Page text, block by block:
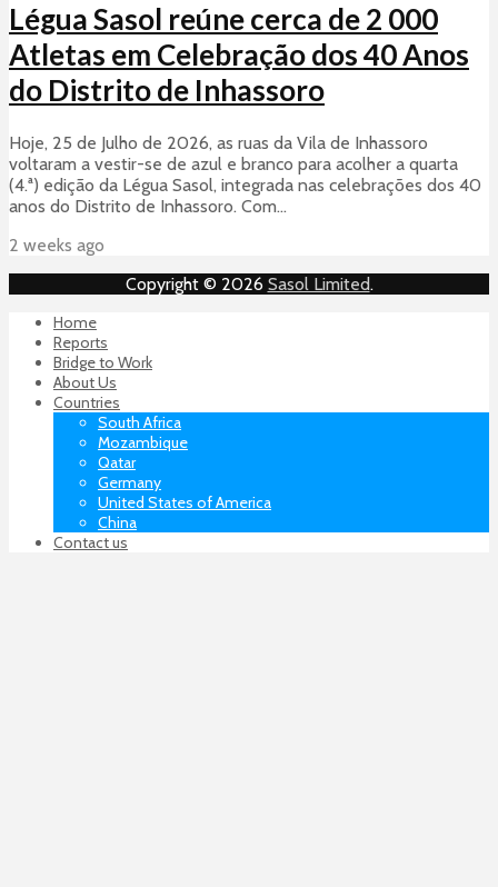
Légua Sasol reúne cerca de 2 000
Atletas em Celebração dos 40 Anos
do Distrito de Inhassoro
Hoje, 25 de Julho de 2026, as ruas da Vila de Inhassoro
voltaram a vestir-se de azul e branco para acolher a quarta
(4.ª) edição da Légua Sasol, integrada nas celebrações dos 40
anos do Distrito de Inhassoro. Com...
2 weeks ago
Copyright © 2026 Sasol Limited.
Home
Reports
Bridge to Work
About Us
Countries
South Africa
Mozambique
Qatar
Germany
United States of America
China
Contact us